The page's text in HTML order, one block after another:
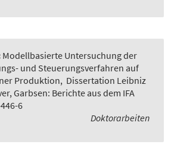
Modellbasierte Untersuchung der
und Steuerungsverfahren auf
Produktion, Dissertation Leibniz
Garbsen: Berichte aus dem IFA
6
Doktorarbeiten